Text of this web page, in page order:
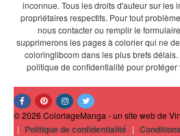
inconnue. Tous les droits d'auteur sur les
propriétaires respectifs. Pour tout
nous contacter ou remplir le
supprimerons les pages à colorier qui ne
coloringlibcom dans les plus brefs
politique de confidentialité pour
© 2026 ColoriageManga - un site web de
| Politique de confidentialité |